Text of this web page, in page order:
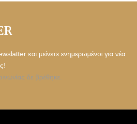
και μείνετε ενημερωμένοι για νέα
δε βρέθηκε.